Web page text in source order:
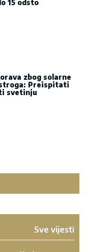
15 odsto
zbog solarne
Preispitati
svetinju
Sve vijesti